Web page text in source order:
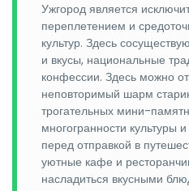
Ужгород является
переплетением и
культур. Здесь
и вкусы, национальные
конфессии. Здесь можно
неповторимый шарм
трогательных мини-
многогранности культуры
перед отправкой в
уютные кафе и
насладиться вкусными